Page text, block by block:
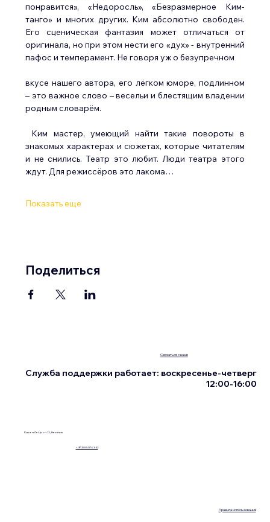
понравится», «Недоросль», «Безразмерное Ким-
танго» и многих других. Ким абсолютно свободен.
Его сценическая фантазия может отличаться от
оригинала, но при этом нести его «дух» - внутренний
пафос и темперамент. Не говоря уж о безупречном
вкусе нашего автора, его лёгком юморе, подлинном
– это важное слово – весельи и блестящим владении
родным словарём.
знакомых характерах и сюжетах, которые читателям
и не снились. Театр это любит. Люди театра этого
ждут. Для режиссёров это лакома…
Показать еще
Поделиться
Правила использования
Ришон Ле-Цион 13, Нетания
+972555076342
Связаться с нами
Служба поддержки работает: воскресенье-четверг
12:00-16:00